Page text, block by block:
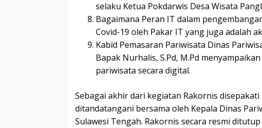
selaku Ketua Pokdarwis Desa Wisata
Bagaimana Peran IT dalam
Covid-19 oleh Pakar IT yang juga adalah
Kabid Pemasaran Pariwisata Dinas
Bapak Nurhalis, S.Pd, M.Pd
pariwisata secara digital.
Sebagai akhir dari kegiatan Rakornis
ditandatangani bersama oleh Kepala Dinas
Sulawesi Tengah. Rakornis secara resmi